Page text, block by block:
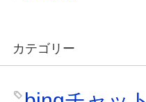
カテゴリー